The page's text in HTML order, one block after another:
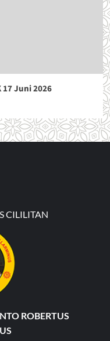
17 Juni 2026
CILILITAN
ROBERTUS